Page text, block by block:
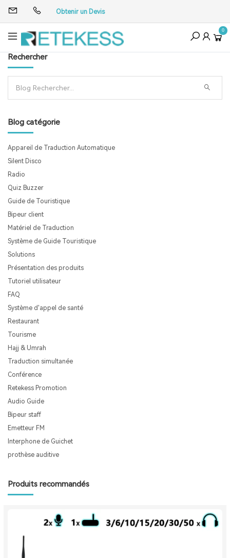
Obtenir un Devis
0
Rechercher
Blog catégorie
Appareil de Traduction Automatique
Silent Disco
Radio
Quiz Buzzer
Guide de Touristique
Bipeur client
Matériel de Traduction
Système de Guide Touristique
Solutions
Présentation des produits
Tutoriel utilisateur
FAQ
Système d'appel de santé
Restaurant
Tourisme
Hajj & Umrah
Traduction simultanée
Conférence
Retekess Promotion
Audio Guide
Bipeur staff
Emetteur FM
Interphone de Guichet
prothèse auditive
Produits recommandés